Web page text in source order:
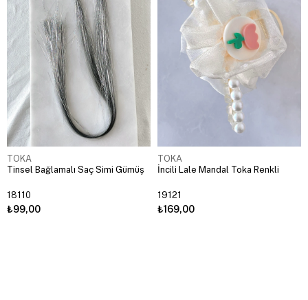
TOKA
Tinsel Bağlamalı Saç Simi Gümüş
18110
₺99,00
TOKA
İncili Lale Mandal Toka Renkli
19121
₺169,00